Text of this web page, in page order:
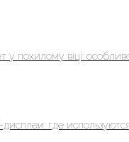
у похилому віці:
где